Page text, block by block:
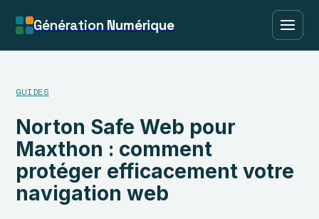
Génération Numérique
GUIDES
Norton Safe Web pour
Maxthon : comment
protéger efficacement votre
navigation web